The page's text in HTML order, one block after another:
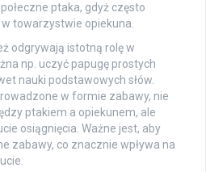
ptaka, gdyż często
towarzystwie opiekuna.
odgrywają istotną rolę w
np. uczyć papugę prostych
nauki podstawowych słów.
w formie zabawy, nie
ptakiem a opiekunem, ale
osiągnięcia. Ważne jest, aby
zabawy, co znacznie wpływa na